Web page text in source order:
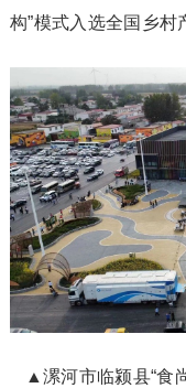
构”模式入选全国乡村
▲漯河市临颍县“食